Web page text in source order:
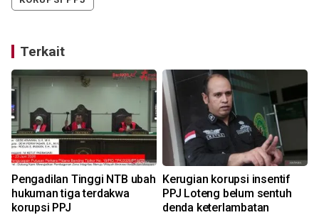
Terkait
Pengadilan Tinggi NTB ubah
hukuman tiga terdakwa
korupsi PPJ
Kerugian korupsi insentif
PPJ Loteng belum sentuh
denda keterlambatan